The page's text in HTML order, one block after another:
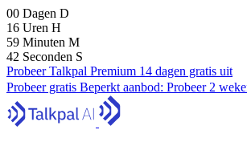
00 Dagen D
16 Uren H
59 Minuten M
41 Seconden S
Probeer Talkpal Premium 14 dagen gratis uit
Probeer gratis Beperkt aanbod: Probeer 2